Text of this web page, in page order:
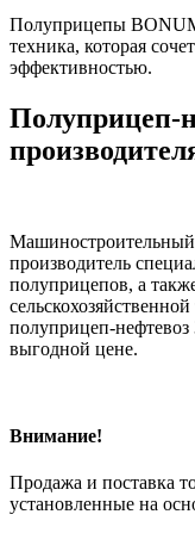
Полуприцепы
техника, которая
эффективностью.
Полуприцеп-
производитель
полуприцепов, а
полуприцеп-
выгодной цене.
Внимание!
Продажа и поставка
установленные на